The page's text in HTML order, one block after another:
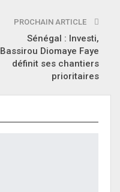
PROCHAIN ARTICLE
Sénégal : Investi,
Bassirou Diomaye Faye
définit ses chantiers
prioritaires